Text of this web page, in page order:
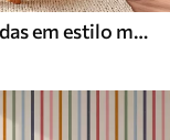
Riscas azuis onduladas em estilo minimalista